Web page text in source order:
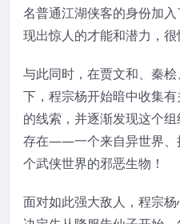
名普通江湖侠客的身份加
现出惊人的才能和潜力，很
与此同时，在贾文和、秦
下，程宗杨开始暗中收集
的线索，并逐渐发现这个
存在——一个来自异世界、
个武侠世界的邪恶生物！
面对如此强大敌人，程宗